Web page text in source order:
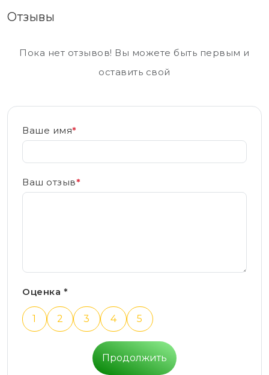
Отзывы
Пока нет отзывов! Вы можете быть первым и
оставить свой
Ваше имя*
Ваш отзыв*
Оценка *
1 2 3 4 5
Продолжить